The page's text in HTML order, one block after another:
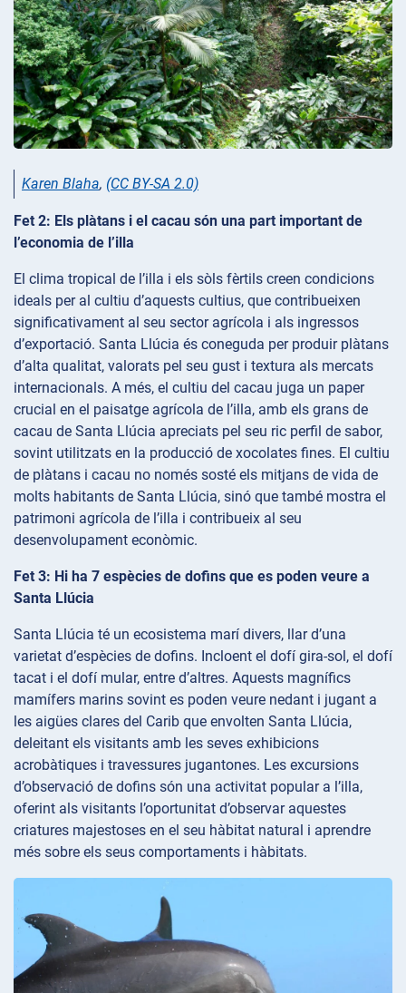
Karen Blaha, (CC BY-SA 2.0)
Fet 2: Els plàtans i el cacau són una part important de
l’economia de l’illa
El clima tropical de l’illa i els sòls fèrtils creen condicions
ideals per al cultiu d’aquests cultius, que contribueixen
significativament al seu sector agrícola i als ingressos
d’exportació. Santa Llúcia és coneguda per produir plàtans
d’alta qualitat, valorats pel seu gust i textura als mercats
internacionals. A més, el cultiu del cacau juga un paper
crucial en el paisatge agrícola de l’illa, amb els grans de
cacau de Santa Llúcia apreciats pel seu ric perfil de sabor,
sovint utilitzats en la producció de xocolates fines. El cultiu
de plàtans i cacau no només sosté els mitjans de vida de
molts habitants de Santa Llúcia, sinó que també mostra el
patrimoni agrícola de l’illa i contribueix al seu
desenvolupament econòmic.
Fet 3: Hi ha 7 espècies de dofins que es poden veure a
Santa Llúcia
Santa Llúcia té un ecosistema marí divers, llar d’una
varietat d’espècies de dofins. Incloent el dofí gira-sol, el dofí
tacat i el dofí mular, entre d’altres. Aquests magnífics
mamífers marins sovint es poden veure nedant i jugant a
les aigües clares del Carib que envolten Santa Llúcia,
deleitant els visitants amb les seves exhibicions
acrobàtiques i travessures jugantones. Les excursions
d’observació de dofins són una activitat popular a l’illa,
oferint als visitants l’oportunitat d’observar aquestes
criatures majestoses en el seu hàbitat natural i aprendre
més sobre els seus comportaments i hàbitats.